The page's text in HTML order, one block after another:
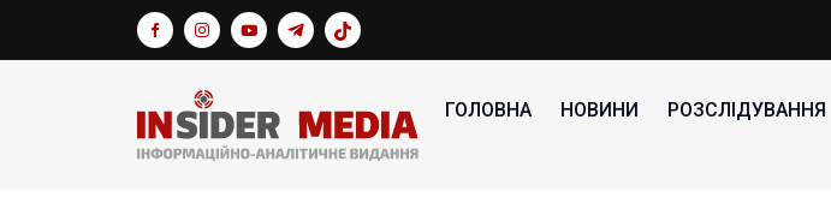
ГОЛОВНА НОВИНИ РОЗСЛІДУВАННЯ